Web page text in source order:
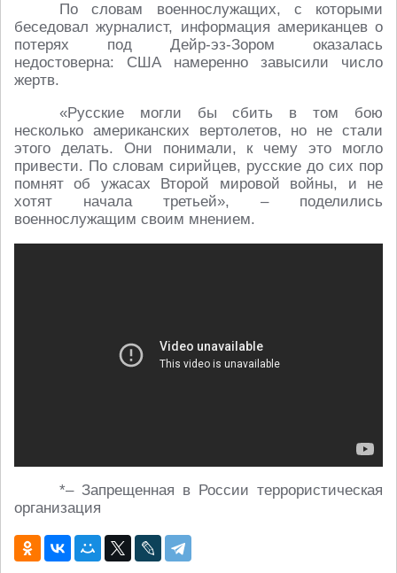
По словам военнослужащих, с которыми
беседовал журналист, информация американцев о
потерях под Дейр-эз-Зором оказалась
недостоверна: США намеренно завысили число
жертв.
«Русские могли бы сбить в том бою
несколько американских вертолетов, но не стали
этого делать. Они понимали, к чему это могло
привести. По словам сирийцев, русские до сих пор
помнят об ужасах Второй мировой войны, и не
хотят начала третьей», – поделились
военнослужащим своим мнением.
*– Запрещенная в России террористическая
организация